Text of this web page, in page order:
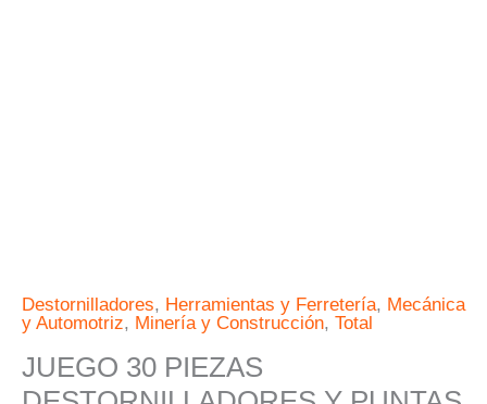
Destornilladores, Herramientas y Ferretería, Mecánica
y Automotriz, Minería y Construcción, Total
JUEGO 30 PIEZAS